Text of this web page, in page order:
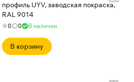
профиль UYV, заводская покраска,
RAL 9014
0 0 В наличии
В корзину